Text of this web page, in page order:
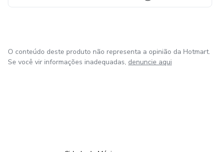
O conteúdo deste produto não representa a opinião da Hotmart.
Se você vir informações inadequadas, denuncie aqui